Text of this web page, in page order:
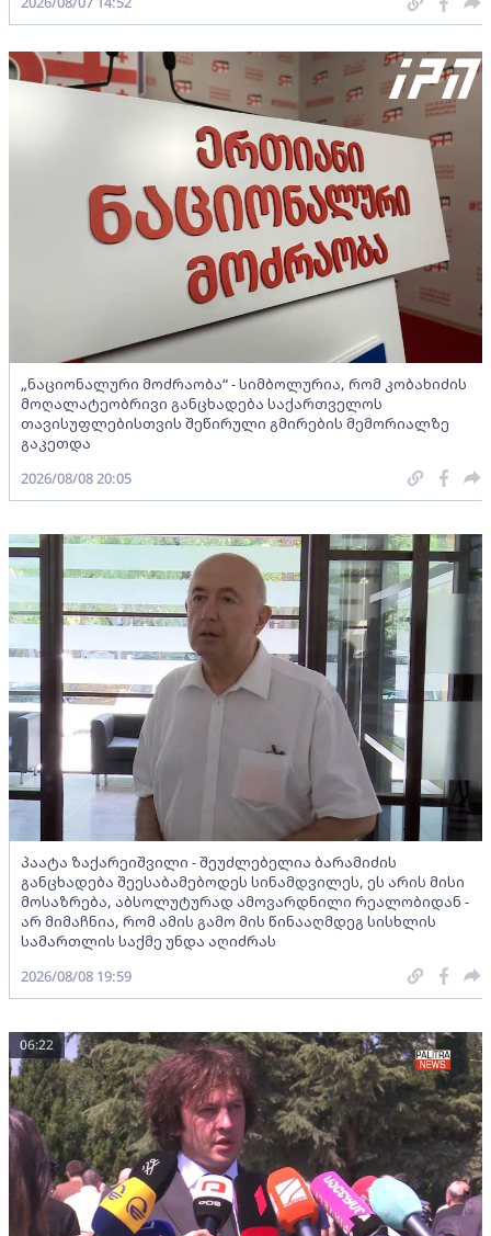
„ნაციონალური მოძრაობა“ - სიმბოლურია, რომ კობახიძის
მოღალატეობრივი განცხადება საქართველოს
თავისუფლებისთვის შეწირული გმირების მემორიალზე
გაკეთდა
2026/08/08 20:05
პაატა ზაქარეიშვილი - შეუძლებელია ბარამიძის
განცხადება შეესაბამებოდეს სინამდვილეს, ეს არის მისი
მოსაზრება, აბსოლუტურად ამოვარდნილი რეალობიდან -
არ მიმაჩნია, რომ ამის გამო მის წინააღმდეგ სისხლის
სამართლის საქმე უნდა აღიძრას
2026/08/08 19:59
06:22